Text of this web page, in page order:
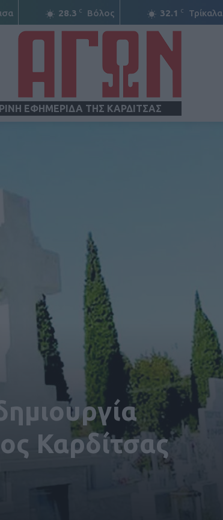
28.3 C Βόλος 32.1 C Τρίκαλα
ΕΦΗΜΕΡΙΔΑ ΤΗΣ ΚΑΡΔΙΤΣΑΣ
Καρδίτσας